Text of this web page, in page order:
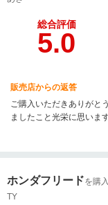
総合評価
5.0
販売店からの返答
ご購入いただきありがと
ましたこと光栄に思いま
ホンダフリードを購
TY